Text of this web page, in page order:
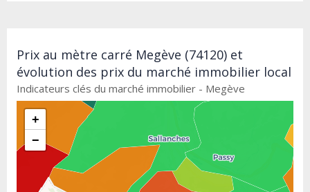
Prix au mètre carré Megève (74120) et
évolution des prix du marché immobilier local
Indicateurs clés du marché immobilier - Megève
+
−